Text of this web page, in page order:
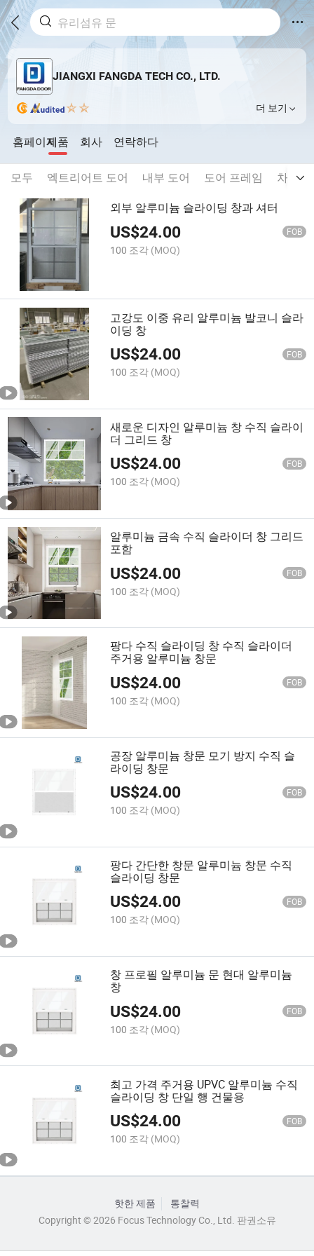
JIANGXI FANGDA TECH CO., LTD.
더 보기
홈페이지제품 회사 연락하다
모두 엑트리어트 도어 내부 도어 도어 프레임
차고 문
외부 알루미늄 슬라이딩 창과 셔터
US$24.00 FOB
100 조각 (MOQ)
고강도 이중 유리 알루미늄 발코니 슬라
이딩 창
US$24.00 FOB
100 조각 (MOQ)
새로운 디자인 알루미늄 창 수직 슬라이
더 그리드 창
US$24.00 FOB
100 조각 (MOQ)
알루미늄 금속 수직 슬라이더 창 그리드
포함
US$24.00 FOB
100 조각 (MOQ)
팡다 수직 슬라이딩 창 수직 슬라이더
주거용 알루미늄 창문
US$24.00 FOB
100 조각 (MOQ)
공장 알루미늄 창문 모기 방지 수직 슬
라이딩 창문
US$24.00 FOB
100 조각 (MOQ)
팡다 간단한 창문 알루미늄 창문 수직
슬라이딩 창문
US$24.00 FOB
100 조각 (MOQ)
창 프로필 알루미늄 문 현대 알루미늄
창
US$24.00 FOB
100 조각 (MOQ)
최고 가격 주거용 UPVC 알루미늄 수직
슬라이딩 창 단일 행 건물용
US$24.00 FOB
100 조각 (MOQ)
핫한 제품
통찰력
Copyright © 2026 Focus Technology Co., Ltd. 판권소유